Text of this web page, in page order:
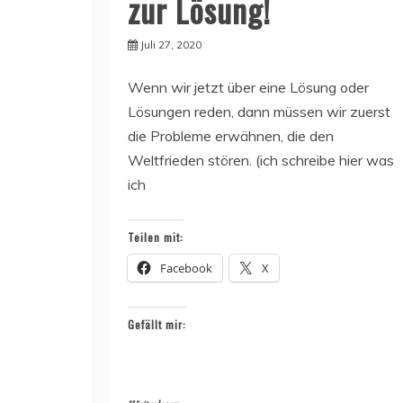
Juli 27, 2020
Wenn wir jetzt über eine Lösung oder
Lösungen reden, dann müssen wir zuerst
die Probleme erwähnen, die den
Weltfrieden stören. (ich schreibe hier was
ich
Teilen mit:
Facebook X
Gefällt mir: